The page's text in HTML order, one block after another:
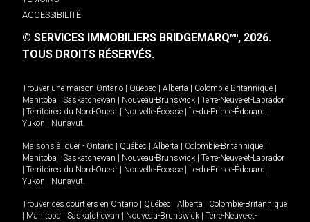
ACCESSIBILITÉ
© SERVICES IMMOBILIERS BRIDGEMARQMD, 2026.
TOUS DROITS RÉSERVÉS.
Trouver une maison Ontario Québec Alberta Colombie-Britannique
Manitoba
Saskatchewan Nouveau-Brunswick
Terre-Neuve-et-Labrador
Territoires du Nord-Ouest Nouvelle-Écosse Île-du-Prince-Édouard
Yukon
Nunavut.
Maisons à louer - Ontario Québec Alberta Colombie-Britannique
Manitoba
Saskatchewan Nouveau-Brunswick
Terre-Neuve-et-Labrador
Territoires du Nord-Ouest Nouvelle-Écosse Île-du-Prince-Édouard
Yukon
Nunavut.
Trouver des courtiers en Ontario Québec Alberta
Colombie-Britannique
Manitoba Saskatchewan Nouveau-Brunswick
Terre-Neuve-et-